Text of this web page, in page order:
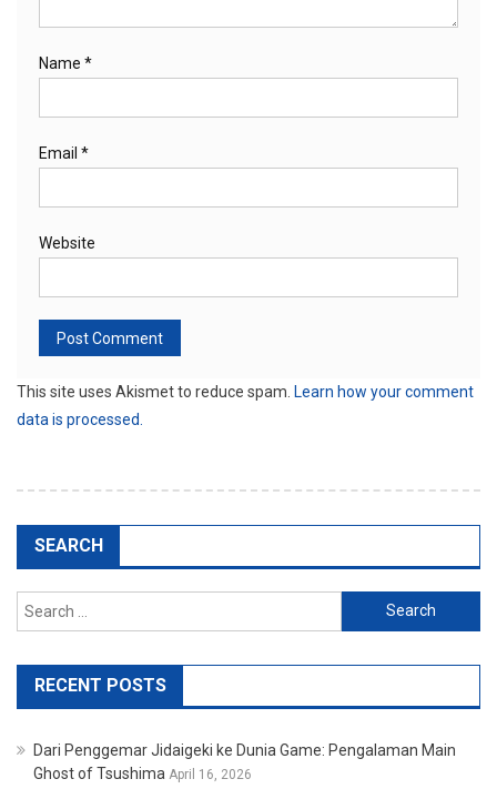
Name *
Email *
Website
This site uses Akismet to reduce spam. Learn how your comment
data is processed.
SEARCH
Search
for:
RECENT POSTS
Dari Penggemar Jidaigeki ke Dunia Game: Pengalaman Main
Ghost of Tsushima April 16, 2026